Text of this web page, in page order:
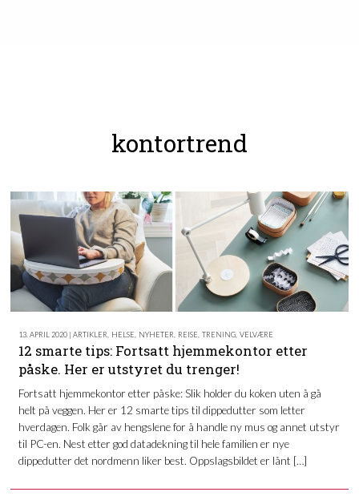
kontortrend
13. APRIL 2020 | ARTIKLER HELSE NYHETER REISE TRENING, VELVÆRE
12 smarte tips: Fortsatt hjemmekontor etter
påske. Her er utstyret du trenger!
Fortsatt hjemmekontor etter påske: Slik holder du koken uten å gå
helt på veggen. Her er 12 smarte tips til dippedutter som letter
hverdagen. Folk går av hengslene for å handle ny mus og annet utstyr
til PC-en. Nest etter god datadekning til hele familien er nye
dippedutter det nordmenn liker best. Oppslagsbildet er lånt […]